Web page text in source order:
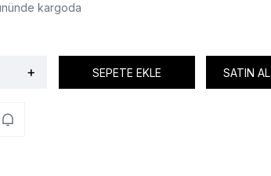
kargoda
+ SEPETE EKLE SATIN AL